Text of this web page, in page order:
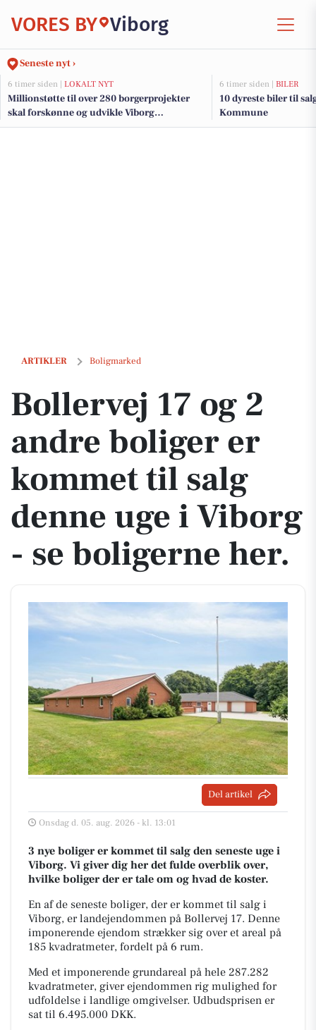
VORES BY Viborg
Seneste nyt ›
6 timer siden | LOKALT NYT
Millionstøtte til over 280 borgerprojekter
skal forskønne og udvikle Viborg
Kommunes mindre byer
6 timer siden | BILER
10 dyreste biler til
Kommune
ARTIKLER Boligmarked
Bollervej 17 og 2 andre boliger er kommet til salg denne uge i
Bollervej 17 og 2
andre boliger er
kommet til salg
denne uge i Viborg
- se boligerne her.
Del artikel
Onsdag d. 05. aug. 2026 - kl. 13:01
3 nye boliger er kommet til salg den seneste uge i
Viborg. Vi giver dig her det fulde overblik over,
hvilke boliger der er tale om og hvad de koster.
En af de seneste boliger, der er kommet til salg i
Viborg, er landejendommen på Bollervej 17. Denne
imponerende ejendom strækker sig over et areal på
185 kvadratmeter, fordelt på 6 rum.
Med et imponerende grundareal på hele 287.282
kvadratmeter, giver ejendommen rig mulighed for
udfoldelse i landlige omgivelser. Udbudsprisen er
sat til 6.495.000 DKK.